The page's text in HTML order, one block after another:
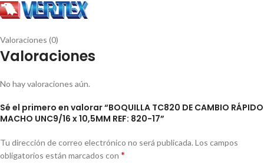
Valoraciones (0)
Valoraciones
No hay valoraciones aún.
Sé el primero en valorar “BOQUILLA TC820 DE CAMBIO RÁPIDO
MACHO UNC9/16 x 10,5MM REF: 820-17”
Tu dirección de correo electrónico no será publicada. Los campos
obligatorios están marcados con *